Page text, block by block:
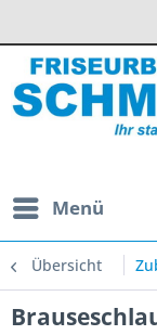
Menü
Übersicht